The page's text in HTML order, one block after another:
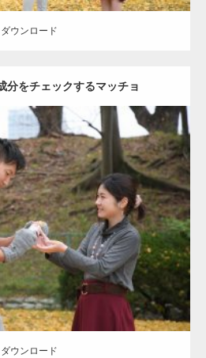
ダウンロード
分をチェックするマッチョ
2021.07.8
の他 AKIHITO(細マッチョ) 上腕三頭筋
肩
ダウンロード